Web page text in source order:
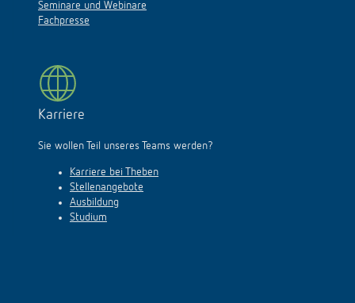
Seminare und Webinare
Fachpresse
Karriere
Sie wollen Teil unseres Teams werden?
Karriere bei Theben
Stellenangebote
Ausbildung
Studium